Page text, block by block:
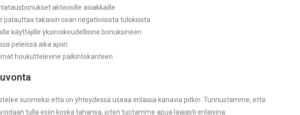
aktiivisille asiakkaille
palauttaa takaisin osan negatiivisista tuloksista
käyttäjille yksinoikeudellisine bonuksineen
peleissä aika ajoin
houkuttelevine palkintokanteen
suomeksi että on yhteydessä useaa erilaisia kanavia pitkin. Tunnustamme, että
tulla esiin koska tahansa, joten tuotamme apua laajasti erilaisina